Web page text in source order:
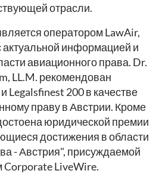
отрасли.
оператором LawAir,
информацией и
авиационного права. Dr.
LL.M. рекомендован
Legalsfinest 200 в качестве
праву в Австрии. Кроме
юридической премии
достижения в области
- Австрия", присуждаемой
LiveWire.